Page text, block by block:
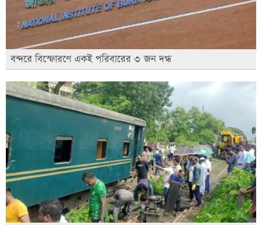
বন্দরে বিস্ফোরণে একই পরিবারের ৩ জন দগ্ধ